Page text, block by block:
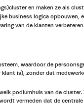
en maken ze als
business logica opbouwen,
van de klanten
waardoor de
is), zonder dat
podiumhuis van de cluster.
vermeden dat de centrale